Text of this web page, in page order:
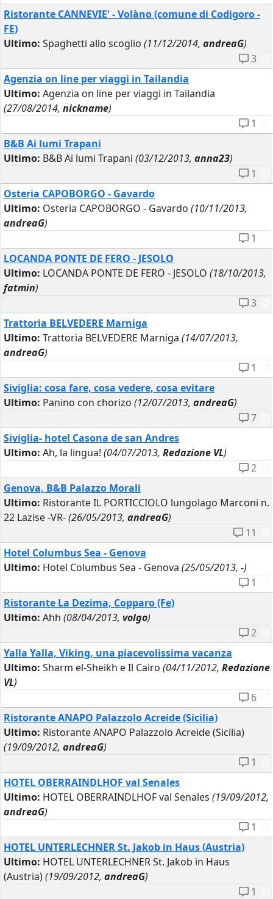
Ristorante CANNEVIE' - Volàno (comune di Codigoro -
FE)
Ultimo: Spaghetti allo scoglio (11/12/2014, andreaG)
3
Agenzia on line per viaggi in Tailandia
Ultimo: Agenzia on line per viaggi in Tailandia
(27/08/2014, nickname)
1
B&B Ai lumi Trapani
Ultimo: B&B Ai lumi Trapani (03/12/2013, anna23)
1
Osteria CAPOBORGO - Gavardo
Ultimo: Osteria CAPOBORGO - Gavardo (10/11/2013,
andreaG)
1
LOCANDA PONTE DE FERO - JESOLO
Ultimo: LOCANDA PONTE DE FERO - JESOLO (18/10/2013,
fatmin)
3
Trattoria BELVEDERE Marniga
Ultimo: Trattoria BELVEDERE Marniga (14/07/2013,
andreaG)
1
Siviglia: cosa fare, cosa vedere, cosa evitare
Ultimo: Panino con chorizo (12/07/2013, andreaG)
7
Siviglia- hotel Casona de san Andres
Ultimo: Ah, la lingua! (04/07/2013, Redazione VL)
2
Genova, B&B Palazzo Morali
Ultimo: Ristorante IL PORTICCIOLO lungolago Marconi n.
22 Lazise -VR-(26/05/2013, andreaG)
11
Hotel Columbus Sea - Genova
Ultimo: Hotel Columbus Sea - Genova (25/05/2013, -)
1
Ristorante La Dezima, Copparo (Fe)
Ultimo: Ahh (08/04/2013, volgo)
2
Yalla Yalla, Viking, una piacevolissima vacanza
Ultimo: Sharm el-Sheikh e Il Cairo (04/11/2012, Redazione
VL)
6
Ristorante ANAPO Palazzolo Acreide (Sicilia)
Ultimo: Ristorante ANAPO Palazzolo Acreide (Sicilia)
(19/09/2012, andreaG)
1
HOTEL OBERRAINDLHOF val Senales
Ultimo: HOTEL OBERRAINDLHOF val Senales (19/09/2012,
andreaG)
1
HOTEL UNTERLECHNER St. Jakob in Haus (Austria)
Ultimo: HOTEL UNTERLECHNER St. Jakob in Haus
(Austria)(19/09/2012, andreaG)
1